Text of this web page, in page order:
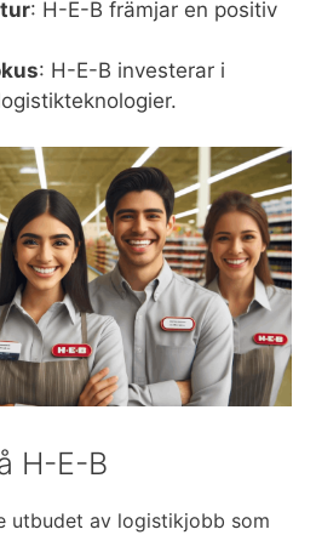
: H-E-B främjar en positiv
: H-E-B investerar i
H-E-B
utbudet av logistikjobb som